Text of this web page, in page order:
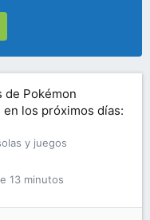
de Pokémon
los próximos días:
y juegos
13 minutos